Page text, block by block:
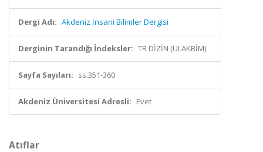
Dergi Adı: Akdeniz İnsani Bilimler Dergisi
Derginin Tarandığı İndeksler: TR DİZİN (ULAKBİM)
Sayfa Sayıları: ss.351-360
Akdeniz Üniversitesi Adresli: Evet
Atıflar